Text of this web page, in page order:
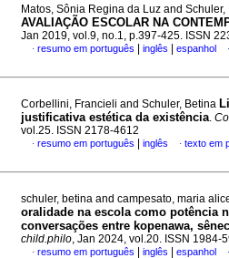
Matos, Sônia Regina da Luz and Schuler,
AVALIAÇÃO ESCOLAR NA
Jan 2019, vol.9, no.1, p.397-425. ISSN
· resumo em português inglês espanhol ·
Corbellini, Francieli and Schuler, Betina
justificativa estética da existência.
vol.25. ISSN 2178-4612
· resumo em português inglês · texto em
schuler, betina and campesato, maria
oralidade na escola como potência
conversações entre kopenawa,
child.philo, Jan 2024, vol.20. ISSN 1984-
· resumo em português inglês espanhol ·